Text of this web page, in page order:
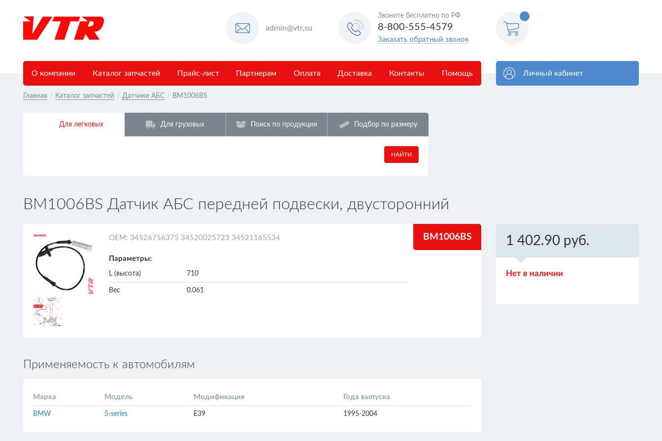
admin@vtr.su
Звоните бесплатно по РФ
8-800-555-4579
Заказать обратный звонок
order.count
|| 0 @>
О компании Каталог запчастей Прайс-лист Партнерам Оплата Доставка Контакты Помощь Личный кабинет
Главная / Каталог запчастей / Датчики АБС / BM1006BS
Для легковых
НАЙТИ
Для грузовых Поиск по продукции Подбор по размеру
BM1006BS Датчик АБС передней подвески, двусторонний
BM1006BS
ОЕМ: 34526756375 34520025723 34521165534
Параметры:
L (высота) 710
Вес 0.061
Применяемость к автомобилям
Марка Модель Модификация Года выпуска
BMW 5-series E39 1995-2004
1 402.90 руб.
Нет в наличии